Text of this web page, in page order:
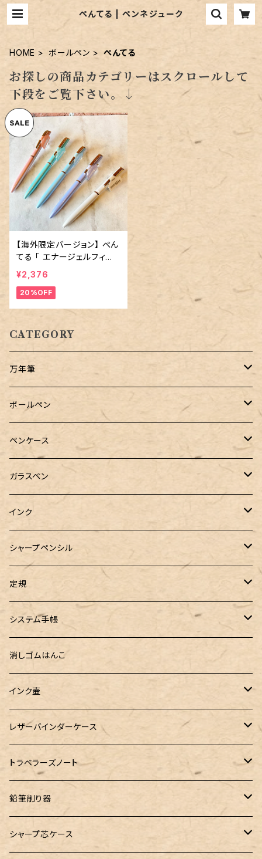
ぺんてる | ペンネジューク
HOME ボールペン ぺんてる
お探しの商品カテゴリーはスクロールして
下段をご覧下さい。↓
【海外限定バージョン】 ぺん
てる 「 エナージェルフィロ
グラフィ 」ゲルインクボール
ペン
¥2,376
20%OFF
CATEGORY
万年筆
Pelikan（ペリカン）
PILOT（パイロット）
万年筆用コンバーター
SAILOR（セーラー）
PLATINUM（プラチナ）
BENU（ベヌー）
PARKER（パーカー）
Kaweco（カヴェコ）
AURORA（アウロラ）
LAMY（ラミー）
フェリスホイールプレス
大西製作所
染色カクノ
TWSBI（ツイスビー）
ボールペン
オリジナルボールペン
Pelikan（ペリカン）
マルチペン
PILOT（パイロット）
SAILOR（セーラー）
Caran d'Ache（カランダッシュ）
Kaweco（カヴェコ）
富士瘤クラフト
100% Pencillest 真鍮ペン
フェリスホイールプレス
BENJA メノルカペン
Fisher（フィッシャー）
HUGO BOSS（ヒューゴボス）
ペンケース
バハギア & クラフト
ラウンドジップペンケース
ロールペンケース
ラウンドジップペンケース 10本挿し
&Liebe(アンドリーベ)
シーカンパニー
LOONLOON（ルンルン）
ラダイト
PARLEY (パーリィー)
ガルフストリーム
NAGASAWA（ナガサワ）
PILOT（パイロット）
アシュフォード
スリップオン
ガラスペン
工芸装置
ペンネジューク オリジナル（予約品）
ペンネジューク オリジナル（在庫品）
セミオーダーガラスペン（予約品）
書籍
佐瀬工業所
リュリュ
セキセイ
寺西化学工業
ガラス工房 LUC
ガラス工房 SAYORI
GLASS STUDIO しなぷす
アトリグラス
インク
オリジナルインク
Tono&Lims
インクガチャ
セーラー万年筆
100色インク工房
ゆらめくink
Dipton
PILOT
色彩雫
フェリスホイールプレス
10mlインク
20mlインク
Pelican
インクガチャ
PLATINUM（プラチナ）
シャープペンシル
富士瘤クラフト
こぶた工房
Steef&Co. (スティーフ)
ST Draft 短軸
ST Draft 全軸
マーベラスウッド
バディ
マーベラスシャープ
カヴェコ
カランダッシュ
ロットリング
プラチナ
定規
Ystudio（ワイスタジオ）
ミドリカンパニー
ラダイト
Ruk (ルカ)
LOGステーショナリー
システム手帳
プロッター
ミニ5サイズ
ミニ6サイズ
ダヴィンチ ロロマクラシック
ファイロファックス
アシュフォード
消しゴムはんこ
インク壷
白石ガラス工房
フェリスホイールプレス
レザーバインダーケース
PLOTTER
トラベラーズノート
スターターキット
リフィル・カスタマイズパーツ
鉛筆削り器
コヒノール
シャープ芯ケース